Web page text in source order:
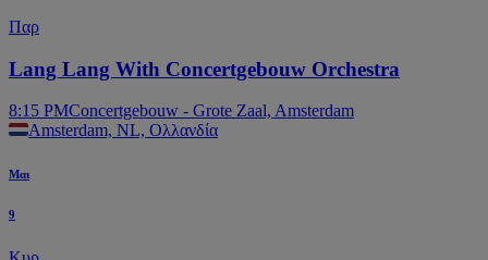
Παρ
Lang Lang With Concertgebouw Orchestra
8:15 PMConcertgebouw - Grote Zaal, Amsterdam
Amsterdam, NL, Ολλανδία
Μαι
9